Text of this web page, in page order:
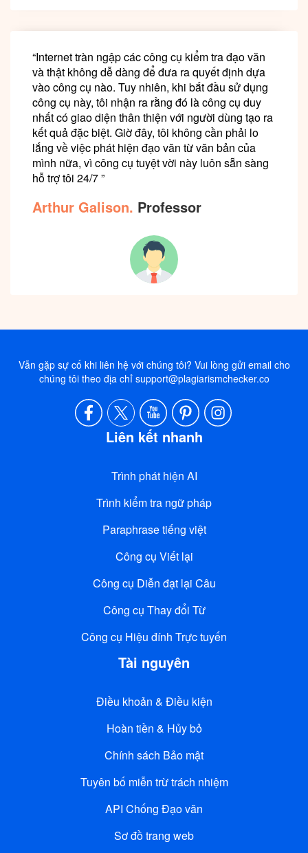
“Internet tràn ngập các công cụ kiểm tra đạo văn
và thật không dễ dàng để đưa ra quyết định dựa
vào công cụ nào. Tuy nhiên, khi bắt đầu sử dụng
công cụ này, tôi nhận ra rằng đó là công cụ duy
nhất có giao diện thân thiện với người dùng tạo ra
kết quả đặc biệt. Giờ đây, tôi không cần phải lo
lắng về việc phát hiện đạo văn từ văn bản của
mình nữa, vì công cụ tuyệt vời này luôn sẵn sàng
hỗ trợ tôi 24/7 ”
Arthur Galison. Professor
Vẫn gặp sự cố khi liên hệ với chúng tôi? Vui lòng gửi email cho
chúng tôi theo địa chỉ support@plagiarismchecker.co
Liên kết nhanh
Trình phát hiện AI
Trình kiểm tra ngữ pháp
Paraphrase tiếng việt
Công cụ Viết lại
Công cụ Diễn đạt lại Câu
Công cụ Thay đổi Từ
Công cụ Hiệu đính Trực tuyến
Tài nguyên
Điều khoản & Điều kiện
Hoàn tiền & Hủy bỏ
Chính sách Bảo mật
Tuyên bố miễn trừ trách nhiệm
API Chống Đạo văn
Sơ đồ trang web